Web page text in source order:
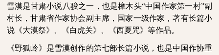
雪漠是甘肃小说八骏之一，也是樟木头“中国作家第一村”副
村长，甘肃省作家协会副主席，国家一级作家，著有长篇小
说《大漠祭》、《白虎关》、《西夏咒》等作品。
《野狐岭》是雪漠创作的第七部长篇小说，也是中国作协重